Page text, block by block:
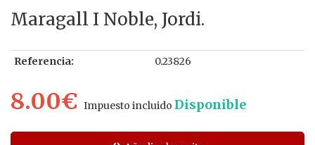
Maragall I Noble, Jordi.
Referencia: 0.23826
8.00€ Impuesto incluido Disponible